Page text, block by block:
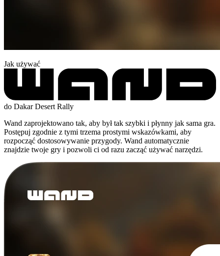
Jak używać
do Dakar Desert Rally
Wand zaprojektowano tak, aby był tak szybki i płynny jak sama gra.
Postępuj zgodnie z tymi trzema prostymi wskazówkami, aby
rozpocząć dostosowywanie przygody. Wand automatycznie
znajdzie twoje gry i pozwoli ci od razu zacząć używać narzędzi.